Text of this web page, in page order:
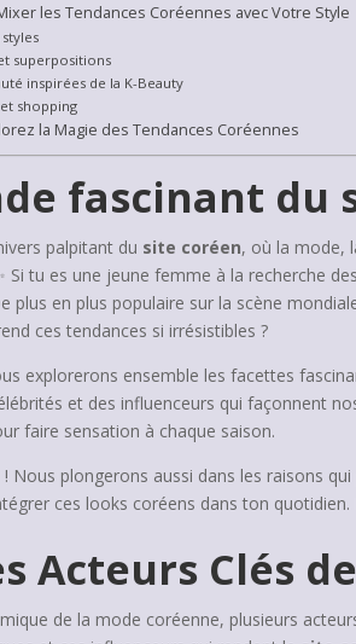
les Tendances Coréennes avec Votre Style
superpositions
inspirées de la K-Beauty
shopping
la Magie des Tendances Coréennes
fascinant du
palpitant du site coréen, où la mode,
tu es une jeune femme à la recherche
plus en plus populaire sur la scène
ces tendances si irrésistibles ?
explorerons ensemble les facettes
et des influenceurs qui façonnent
faire sensation à chaque saison.
! Nous plongerons aussi dans les raisons
ces looks coréens dans ton
Acteurs Clés
de la mode coréenne, plusieurs